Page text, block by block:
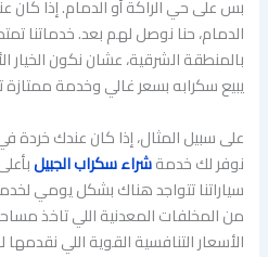
بس على حي الراكة أو الدمام. إذا
الدمام، حنا نوصل لهم بعد. خدماتنا
بالمنطقة الشرقية، عشان نكون
يبيع سكرابه بسعر غالي وخدمة ممتازة
على سبيل المثال، إذا كان عندك خردة في
نوفر لك خدمةشراء سكراب الجبيل
سياراتنا تتواجد هناك بشكل يومي
من المخلفات المعدنية اللي تاخذ
الأسعار التنافسية القوية اللي نقدمها